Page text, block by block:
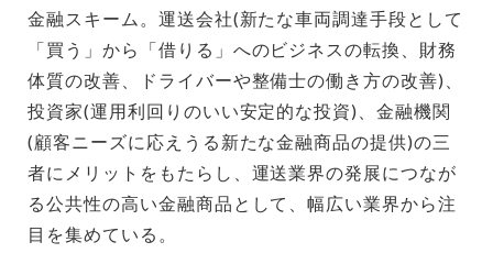
金融スキーム。運送会社(新たな車両調達手段として
「買う」から「借りる」へのビジネスの転換、財務
体質の改善、ドライバーや整備士の働き方の改善)、
投資家(運用利回りのいい安定的な投資)、金融機関
(顧客ニーズに応えうる新たな金融商品の提供)の三
者にメリットをもたらし、運送業界の発展につなが
る公共性の高い金融商品として、幅広い業界から注
目を集めている。